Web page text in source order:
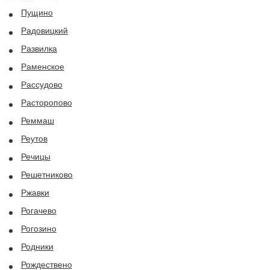
Пущино
Радовицкий
Развилка
Раменское
Рассудово
Расторопово
Реммаш
Реутов
Речицы
Решетниково
Ржавки
Рогачево
Рогозино
Родники
Рождествено